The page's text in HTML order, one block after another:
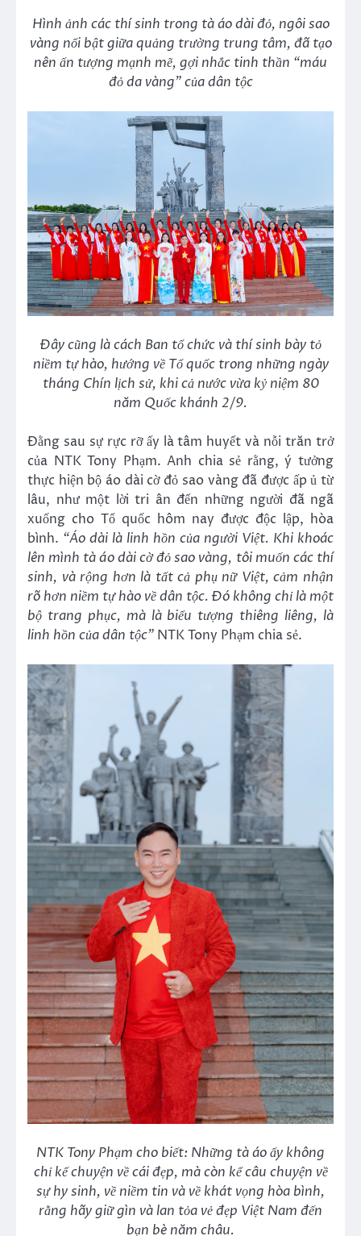
Hình ảnh các thí sinh trong tà áo dài đỏ, ngôi sao
vàng nổi bật giữa quảng trường trung tâm, đã tạo
nên ấn tượng mạnh mẽ, gợi nhắc tinh thần “máu
đỏ da vàng” của dân tộc
Đây cũng là cách Ban tổ chức và thí sinh bày tỏ
niềm tự hào, hướng về Tổ quốc trong những ngày
tháng Chín lịch sử, khi cả nước vừa kỷ niệm 80
năm Quốc khánh 2/9.
Đằng sau sự rực rỡ ấy là tâm huyết và nỗi trăn trở
của NTK Tony Phạm. Anh chia sẻ rằng, ý tưởng
thực hiện bộ áo dài cờ đỏ sao vàng đã được ấp ủ từ
lâu, như một lời tri ân đến những người đã ngã
xuống cho Tổ quốc hôm nay được độc lập, hòa
bình. “Áo dài là linh hồn của người Việt. Khi khoác
lên mình tà áo dài cờ đỏ sao vàng, tôi muốn các thí
sinh, và rộng hơn là tất cả phụ nữ Việt, cảm nhận
rõ hơn niềm tự hào về dân tộc. Đó không chỉ là một
bộ trang phục, mà là biểu tượng thiêng liêng, là
linh hồn của dân tộc” NTK Tony Phạm chia sẻ.
NTK Tony Phạm cho biết: Những tà áo ấy không
chỉ kể chuyện về cái đẹp, mà còn kể câu chuyện về
sự hy sinh, về niềm tin và về khát vọng hòa bình,
rằng hãy giữ gìn và lan tỏa vẻ đẹp Việt Nam đến
bạn bè năm châu.